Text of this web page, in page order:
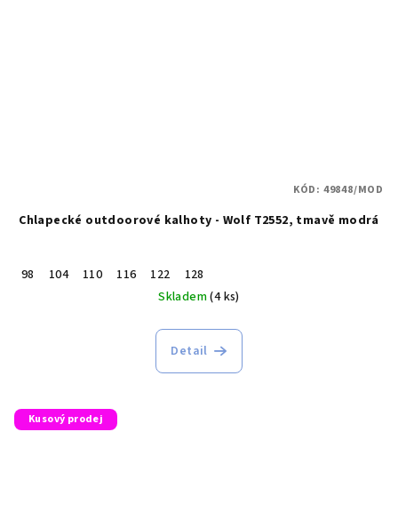
Chlapecké outdoorové kalhoty - Wolf T2552, tmavě modrá
98 104 110 116 122
128
Skladem(4 ks)
Detail
KÓD: 49848/MOD
Kusový prodej